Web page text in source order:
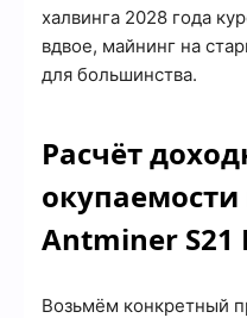
халвинга 2028 года
вдвое, майнинг на
для большинства.
Расчёт
Antminer S21
Возьмём конкретный